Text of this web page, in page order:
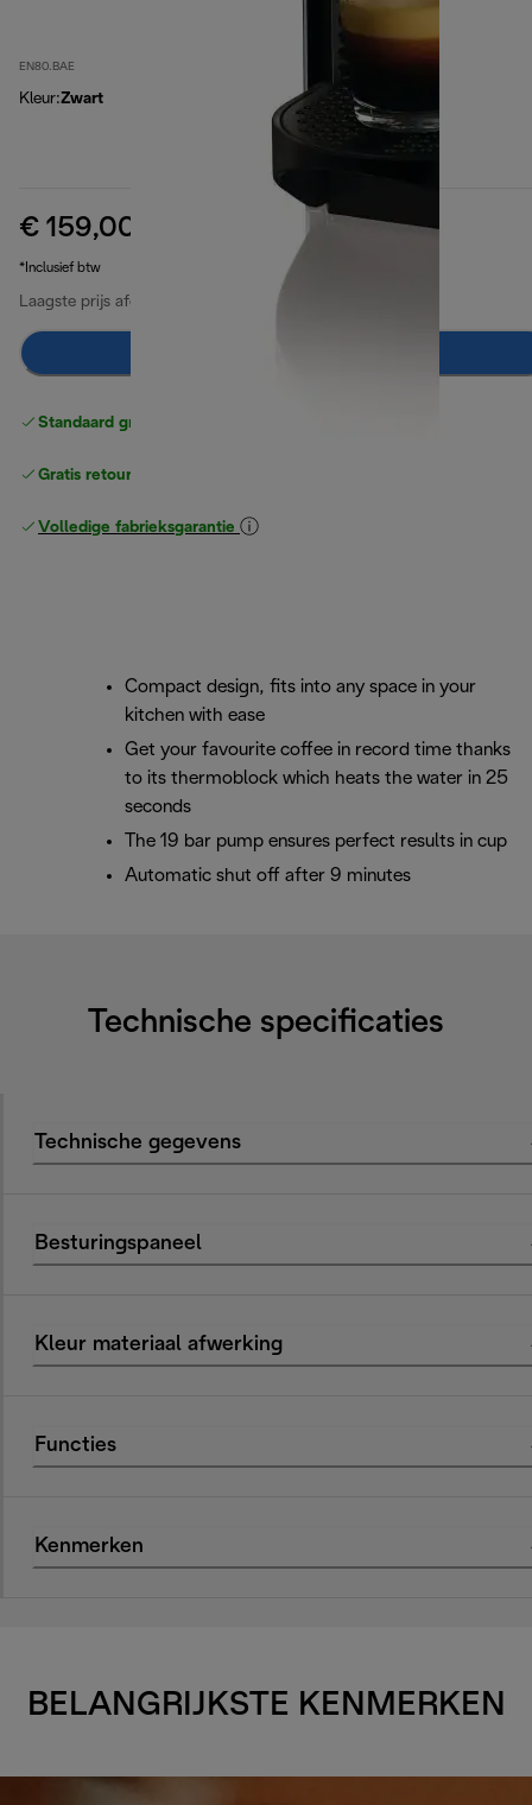
EN80.BAE
Kleur:Zwart
€ 159,00 originele prijs € 169,00
*Inclusief btw
Laagste prijs afgelopen 30 dagen
Standaard gratis verzending
Gratis retourneren
Volledige fabrieksgarantie
Compact design, fits into any space in your
kitchen with ease
Get your favourite coffee in record time thanks
to its thermoblock which heats the water in 25
seconds
The 19 bar pump ensures perfect results in cup
Automatic shut off after 9 minutes
Technische specificaties
Technische gegevens
Besturingspaneel
Kleur materiaal afwerking
Functies
Kenmerken
BELANGRIJKSTE KENMERKEN